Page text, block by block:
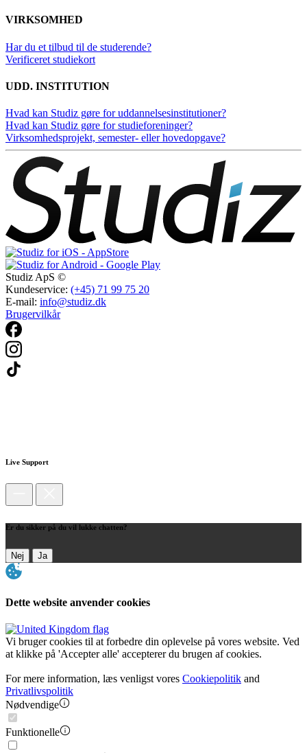
VIRKSOMHED
Har du et tilbud til de studerende?
Verificeret studiekort
UDD. INSTITUTION
Hvad kan Studiz gøre for uddannelsesinstitutioner?
Hvad kan Studiz gøre for studieforeninger?
Virksomhedsprojekt, semester- eller hovedopgave?
Studiz ApS ©
Kundeservice: (+45) 71 99 75 20
E-mail: info@studiz.dk
Brugervilkår
Live Support
Er du sikker på du vil lukke chatten?
Nej Ja
Dette website anvender cookies
Vi bruger cookies til at forbedre din oplevelse på vores website. Ved
at klikke på 'Accepter alle' accepterer du brugen af cookies.
For mere information, læs venligst vores Cookiepolitik and
Privatlivspolitik
Nødvendige
Funktionelle